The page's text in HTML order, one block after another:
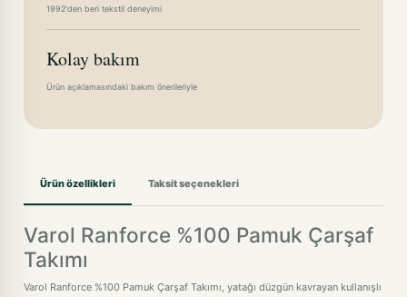
1992'den beri tekstil deneyimi
Kolay bakım
Ürün açıklamasındaki bakım önerileriyle
Ürün özellikleri Taksit seçenekleri
Varol Ranforce %100 Pamuk Çarşaf
Takımı
Varol Ranforce %100 Pamuk Çarşaf Takımı, yatağı düzgün kavrayan kullanışlı